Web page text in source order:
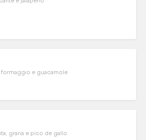
e guacamole
grana e pico de gallo